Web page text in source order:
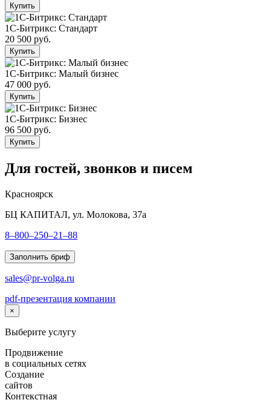
Купить
1С-Битрикс: Стандарт
20 500 руб.
Купить
1С-Битрикс: Малый бизнес
47 000 руб.
Купить
1С-Битрикс: Бизнес
96 500 руб.
Купить
Для гостей, звонков и писем
Красноярск
БЦ КАПИТАЛ, ул. Молокова, 37а
8–800–250–21–88
Заполнить бриф
sales@pr-volga.ru
pdf-презентация компании
×
Выберите услугу
Продвижение
в социальных сетях
Создание
сайтов
Контекстная